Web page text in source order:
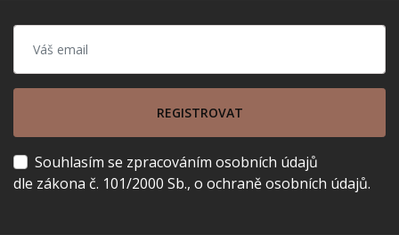
REGISTROVAT
Souhlasím se zpracováním osobních údajů
dle zákona č. 101/2000 Sb., o ochraně osobních údajů.